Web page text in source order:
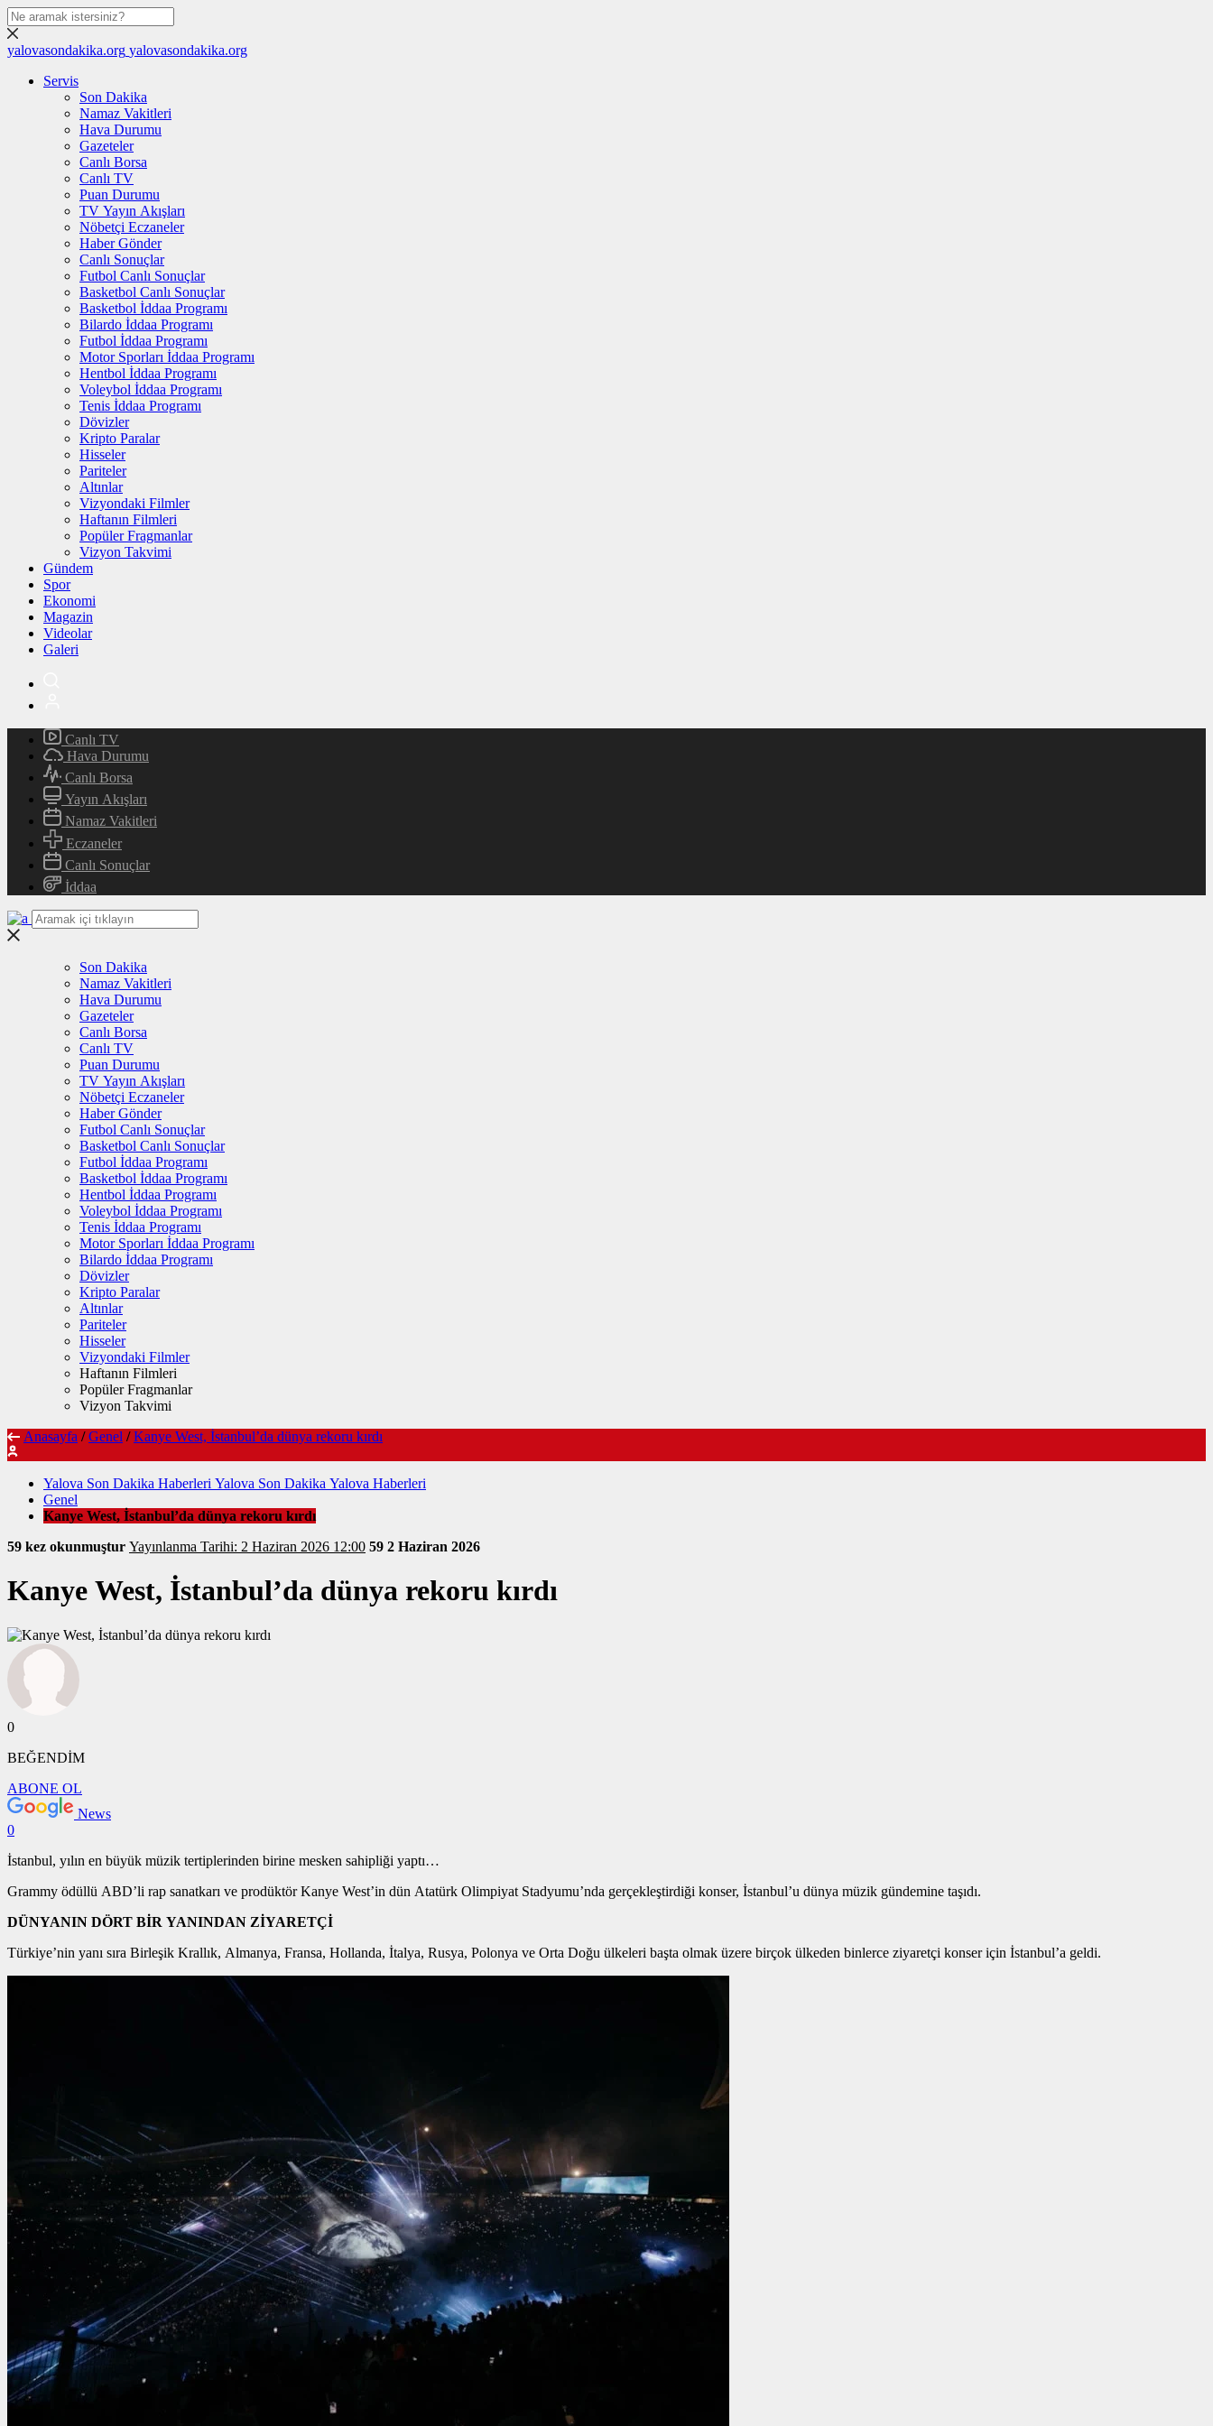
yalovasondakika.org yalovasondakika.org
Servis
Son Dakika
Namaz Vakitleri
Hava Durumu
Gazeteler
Canlı Borsa
Canlı TV
Puan Durumu
TV Yayın Akışları
Nöbetçi Eczaneler
Haber Gönder
Canlı Sonuçlar
Futbol Canlı Sonuçlar
Basketbol Canlı Sonuçlar
Basketbol İddaa Programı
Bilardo İddaa Programı
Futbol İddaa Programı
Motor Sporları İddaa Programı
Hentbol İddaa Programı
Voleybol İddaa Programı
Tenis İddaa Programı
Dövizler
Kripto Paralar
Hisseler
Pariteler
Altınlar
Vizyondaki Filmler
Haftanın Filmleri
Popüler Fragmanlar
Vizyon Takvimi
Gündem
Spor
Ekonomi
Magazin
Videolar
Galeri
Canlı TV
Hava Durumu
Canlı Borsa
Yayın Akışları
Namaz Vakitleri
Eczaneler
Canlı Sonuçlar
İddaa
Son Dakika
Namaz Vakitleri
Hava Durumu
Gazeteler
Canlı Borsa
Canlı TV
Puan Durumu
TV Yayın Akışları
Nöbetçi Eczaneler
Haber Gönder
Futbol Canlı Sonuçlar
Basketbol Canlı Sonuçlar
Futbol İddaa Programı
Basketbol İddaa Programı
Hentbol İddaa Programı
Voleybol İddaa Programı
Tenis İddaa Programı
Motor Sporları İddaa Programı
Bilardo İddaa Programı
Dövizler
Kripto Paralar
Altınlar
Pariteler
Hisseler
Vizyondaki Filmler
Haftanın Filmleri
Popüler Fragmanlar
Vizyon Takvimi
Anasayfa / Genel / Kanye West, İstanbul’da dünya rekoru kırdı
Yalova Son Dakika Haberleri Yalova Son Dakika Yalova Haberleri
Genel
Kanye West, İstanbul’da dünya rekoru kırdı
59 kez okunmuştur
Yayınlanma Tarihi: 2 Haziran 2026 12:00 59 2 Haziran 2026
Kanye West, İstanbul’da dünya rekoru kırdı
0
BEĞENDİM
ABONE OL
News
0
İstanbul, yılın en büyük müzik tertiplerinden birine mesken sahipliği yaptı…
Grammy ödüllü ABD’li rap sanatkarı ve prodüktör Kanye West’in dün Atatürk Olimpiyat Stadyumu’nda gerçekleştirdiği konser, İstanbul’u dünya müzik gündemine taşıdı.
DÜNYANIN DÖRT BİR YANINDAN ZİYARETÇİ
Türkiye’nin yanı sıra Birleşik Krallık, Almanya, Fransa, Hollanda, İtalya, Rusya, Polonya ve Orta Doğu ülkeleri başta olmak üzere birçok ülkeden binlerce ziyaretçi konser için İstanbul’a geldi.